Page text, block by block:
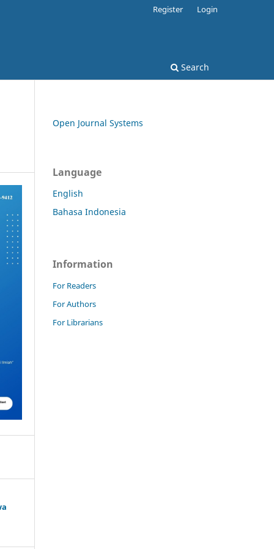
Search
Register Login
Open Journal Systems
Language
English
Bahasa Indonesia
Information
For Readers
For Authors
For Librarians